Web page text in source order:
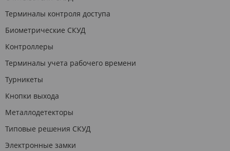
Терминалы контроля доступа
Биометрические СКУД
Контроллеры
Терминалы учета рабочего времени
Турникеты
Кнопки выхода
Металлодетекторы
Типовые решения СКУД
Электронные замки